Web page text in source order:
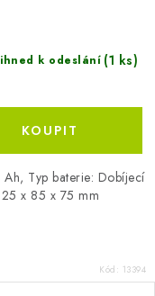
k odeslání (1 ks)
Ah, Typ baterie: Dobíjecí
x 85 x 75 mm
Kód: 13394